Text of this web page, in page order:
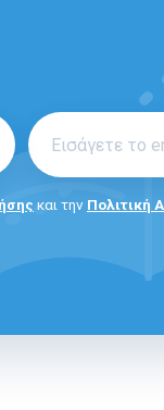
και την Πολιτική